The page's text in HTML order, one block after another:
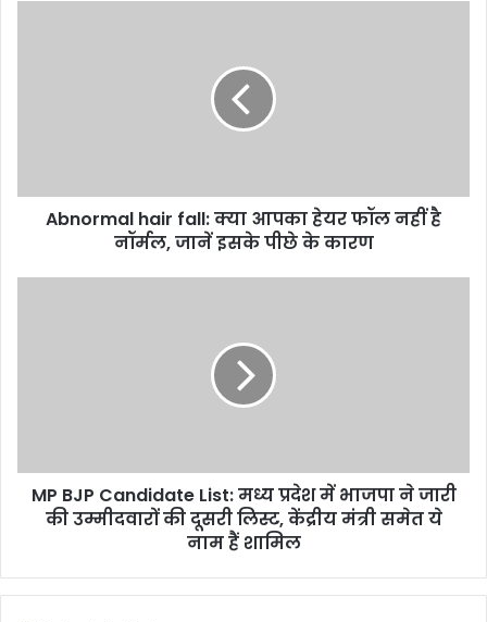
h
का
ल
Abnormal hair fall: क्या आपका हेयर फॉल नहीं है
नॉर्मल, जानें इसके पीछे के कारण
d
MP BJP Candidate List: मध्य प्रदेश में भाजपा ने जारी
की उम्मीदवारों की दूसरी लिस्ट, केंद्रीय मंत्री समेत ये
नाम हैं शामिल